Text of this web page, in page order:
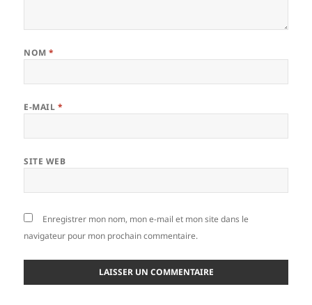
NOM*
E-MAIL *
SITE WEB
Enregistrer mon nom, mon e-mail et mon site dans le
navigateur pour mon prochain commentaire.